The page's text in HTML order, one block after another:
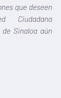
que deseen
Sinaloa aún